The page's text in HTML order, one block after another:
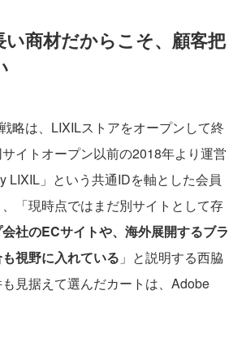
い商材だからこそ、顧客把
略は、LIXILストアをオープンして終
イトオープン以前の2018年より運営
LIXIL」という共通IDを軸とした会員
「現時点ではまだ別サイトとして存
社のECサイトや、海外展開するブラ
視野に入れている 」と説明する西脇
見据えて選んだカートは、Adobe